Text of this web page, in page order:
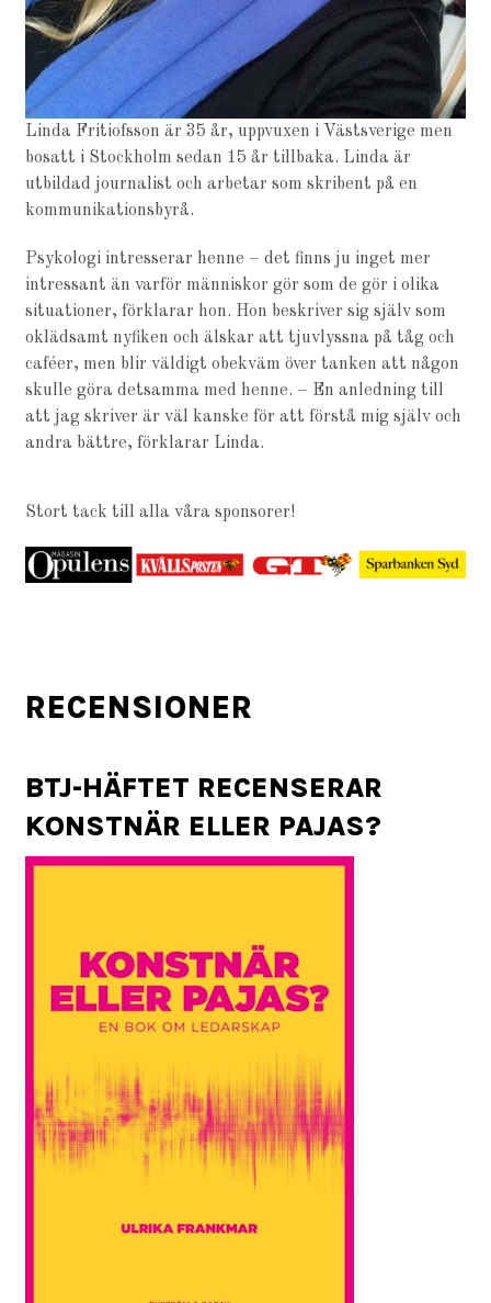
Linda Fritiofsson är 35 år, uppvuxen i Västsverige men
bosatt i Stockholm sedan 15 år tillbaka. Linda är
utbildad journalist och arbetar som skribent på en
kommunikationsbyrå.
Psykologi intresserar henne – det finns ju inget mer
intressant än varför människor gör som de gör i olika
situationer, förklarar hon. Hon beskriver sig själv som
oklädsamt nyfiken och älskar att tjuvlyssna på tåg och
caféer, men blir väldigt obekväm över tanken att någon
skulle göra detsamma med henne. – En anledning till
att jag skriver är väl kanske för att förstå mig själv och
andra bättre, förklarar Linda.
Stort tack till alla våra sponsorer!
RECENSIONER
BTJ-HÄFTET RECENSERAR
KONSTNÄR ELLER PAJAS?